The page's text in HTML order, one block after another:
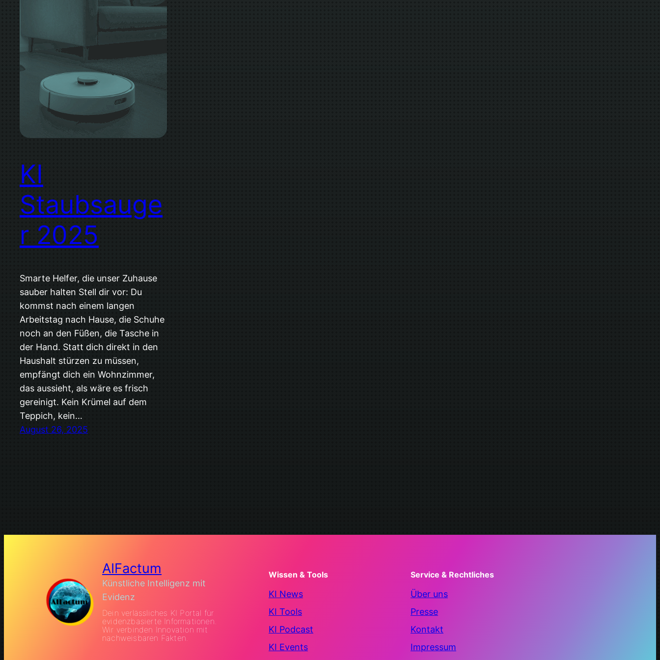
KI
Staubsauge
r 2025
Smarte Helfer, die unser Zuhause
sauber halten Stell dir vor: Du
kommst nach einem langen
Arbeitstag nach Hause, die Schuhe
noch an den Füßen, die Tasche in
der Hand. Statt dich direkt in den
Haushalt stürzen zu müssen,
empfängt dich ein Wohnzimmer,
das aussieht, als wäre es frisch
gereinigt. Kein Krümel auf dem
Teppich, kein…
August 26, 2025
AIFactum
Künstliche Intelligenz mit
Evidenz
Dein verlässliches KI Portal für
evidenzbasierte Informationen.
Wir verbinden Innovation mit
nachweisbaren Fakten.
Wissen & Tools
KI News
KI Tools
KI Podcast
KI Events
Service & Rechtliches
Über uns
Presse
Kontakt
Impressum